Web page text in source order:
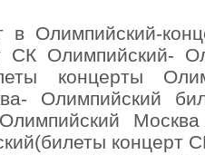
в Олимпийский-
СК Олимпийский-
концерты
Олимпийский
концерт